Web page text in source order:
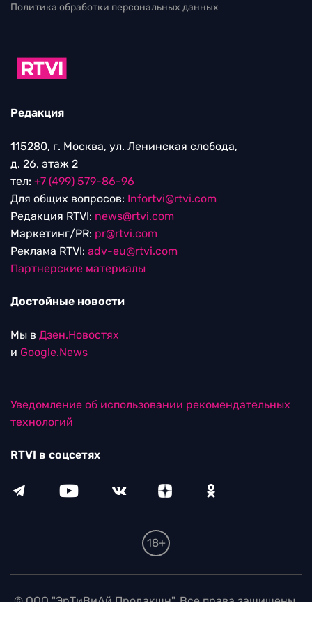
Политика обработки персональных данных
Редакция
115280, г. Москва, ул. Ленинская слобода,
д. 26, этаж 2
тел: +7 (499) 579-86-96
Для общих вопросов: Infortvi@rtvi.com
Редакция RTVI: news@rtvi.com
Маркетинг/PR: pr@rtvi.com
Реклама RTVI: adv-eu@rtvi.com
Партнерские материалы
Достойные новости
Мы в Дзен.Новостях
и Google.News
Уведомление об использовании рекомендательных
технологий
RTVI в соцсетях
18+
© ООО "ЭрТиВиАй Продакшн". Все права защищены.